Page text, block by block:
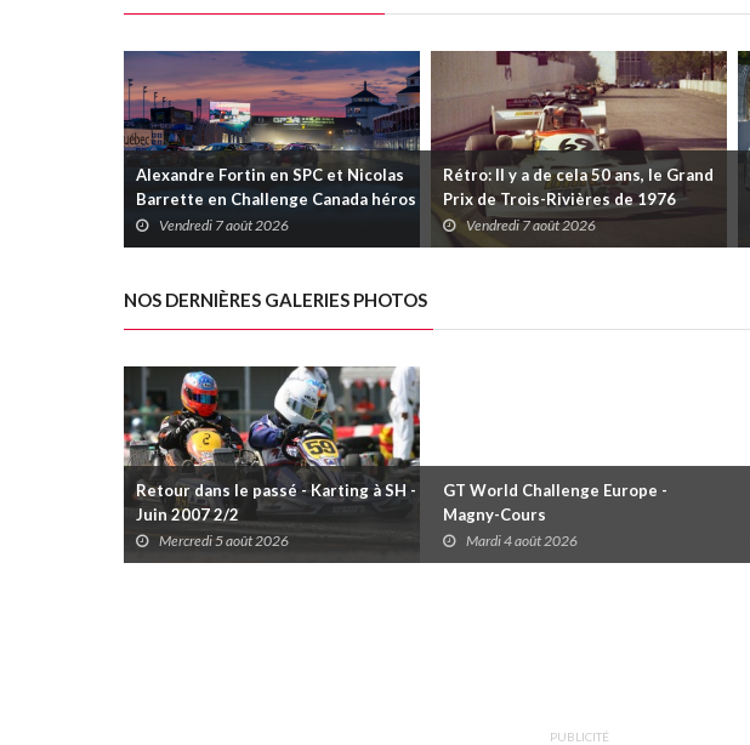
Alexandre Fortin en SPC et Nicolas
Barrette en Challenge Canada héros
des premières courses du week-end
au GP3R
Vendredi 7 août 2026
Rétro: Il y a de cela 50 ans, le Grand
Prix de Trois-Rivières de 1976
Vendredi 7 août 2026
NOS DERNIÈRES GALERIES PHOTOS
Retour dans le passé - Karting à SH -
Juin 2007 2/2
Mercredi 5 août 2026
GT World Challenge Europe -
Magny-Cours
Mardi 4 août 2026
PUBLICITÉ